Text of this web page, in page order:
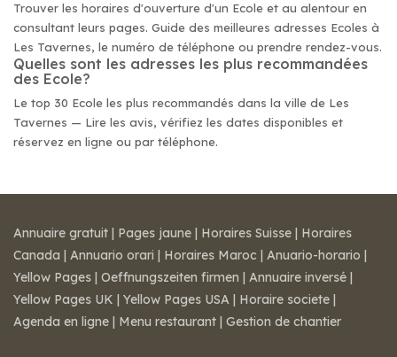
Trouver les horaires d'ouverture d'un Ecole et au alentour en
consultant leurs pages. Guide des meilleures adresses Ecoles à
Les Tavernes, le numéro de téléphone ou prendre rendez-vous.
Quelles sont les adresses les plus recommandées
des Ecole?
Le top 30 Ecole les plus recommandés dans la ville de Les
Tavernes — Lire les avis, vérifiez les dates disponibles et
réservez en ligne ou par téléphone.
Annuaire gratuit | Pages jaune | Horaires Suisse | Horaires
Canada | Annuario orari | Horaires Maroc | Anuario-horario |
Yellow Pages | Oeffnungszeiten firmen | Annuaire inversé |
Yellow Pages UK | Yellow Pages USA | Horaire societe |
Agenda en ligne | Menu restaurant | Gestion de chantier